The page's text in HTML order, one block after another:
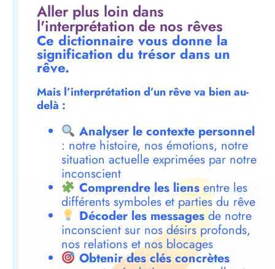
Aller plus loin dans
l'interprétation de nos rêves
Ce dictionnaire vous donne la
signification du trésor dans un
rêve.
Mais l’interprétation d’un rêve va bien au-
delà :
Analyser le contexte personnel
: notre histoire, nos émotions, notre
situation actuelle exprimées par notre
inconscient
Comprendre les liensentre les
différents symboles et parties du rêve
Décoder les messagesde notre
inconscient sur nos désirs profonds,
nos relations et nos blocages
Obtenir des clés concrètes